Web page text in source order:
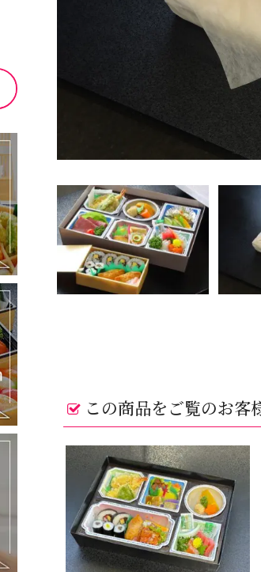
この商品をご覧のお客